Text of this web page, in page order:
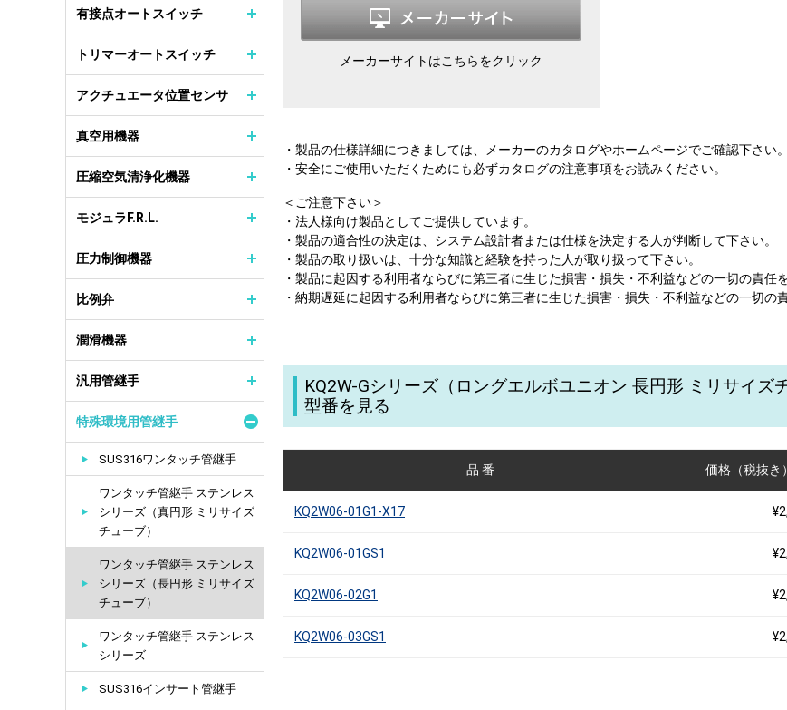
メーカーサイトはこちらをクリック
・製品の仕様詳細につきましては、メーカーのカタログやホームページでご確認下さい。
・安全にご使用いただくためにも必ずカタログの注意事項をお読みください。
＜ご注意下さい＞
・法人様向け製品としてご提供しています。
・製品の適合性の決定は、システム設計者または仕様を決定する人が判断して下さい。
・製品の取り扱いは、十分な知識と経験を持った人が取り扱って下さい。
・製品に起因する利用者ならびに第三者に生じた損害・損失・不利益などの一切の責任
・納期遅延に起因する利用者ならびに第三者に生じた損害・損失・不利益などの一切の
KQ2W-Gシリーズ（ロングエルボユニオン 長円形 ミリサイズ
型番を見る
品 番 価格（税抜き）
KQ2W06-01G1-X17
KQ2W06-01GS1
KQ2W06-02G1
KQ2W06-03GS1
有接点オートスイッチ
トリマーオートスイッチ
アクチュエータ位置センサ
真空用機器
圧縮空気清浄化機器
モジュラF.R.L.
圧力制御機器
比例弁
潤滑機器
汎用管継手
特殊環境用管継手
SUS316ワンタッチ管継手
ワンタッチ管継手 ステンレス
シリーズ（真円形 ミリサイズ
チューブ）
ワンタッチ管継手 ステンレス
シリーズ（長円形 ミリサイズ
チューブ）
ワンタッチ管継手 ステンレス
シリーズ
SUS316インサート管継手